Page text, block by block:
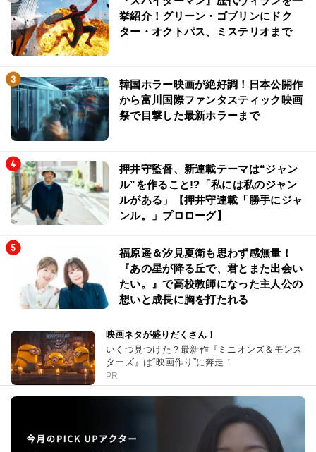
挙紹介！グリーン・ゴブリンにドク
ター・オクトパス、ミステリオまで
韓国ホラー映画が絶好調！日本公開作
から富川国際ファンタスティック映画
祭で目撃した最新ホラーまで
押井守監督、新連載テーマは“ジャン
ル”を作ること!?「私には私のジャン
ルがある」【押井守連載「勝手にジャ
ンル。」プロローグ】
福原遥＆汐見夏衛も思わず感無量！
『あの星が降る丘で、君とまた出会い
たい。』で高校教師になった主人公の
想いと成長に胸を打たれる
映画ネタが盛りだくさん！
いくつ見つけた？最新作『ミニオンズ＆モンス
ターズ』は“映画作り”に奔走！
PR